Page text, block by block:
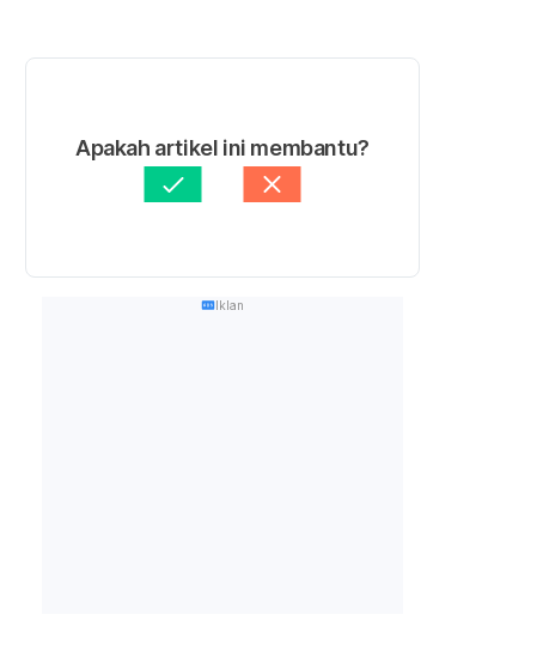
Apakah artikel ini membantu?
Iklan